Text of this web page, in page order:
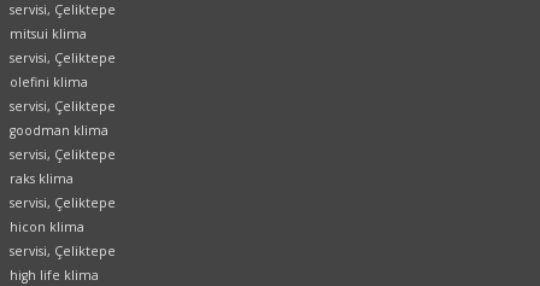
servisi, Çeliktepe
mitsui klima
servisi, Çeliktepe
olefini klima
servisi, Çeliktepe
goodman klima
servisi, Çeliktepe
raks klima
servisi, Çeliktepe
hicon klima
servisi, Çeliktepe
high life klima